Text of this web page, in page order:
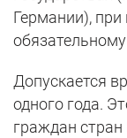
Германии),
Допускается
одного года.
граждан